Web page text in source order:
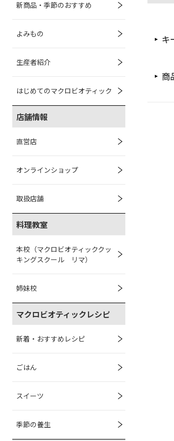
新商品・季節のおすすめ
よみもの
生産者紹介
はじめてのマクロビオティック
店舗情報
直営店
オンラインショップ
取扱店舗
料理教室
本校（マクロビオティッククッ
キングスクール リマ）
姉妹校
マクロビオティックレシピ
新着・おすすめレシピ
ごはん
スイーツ
季節の養生
キ
商